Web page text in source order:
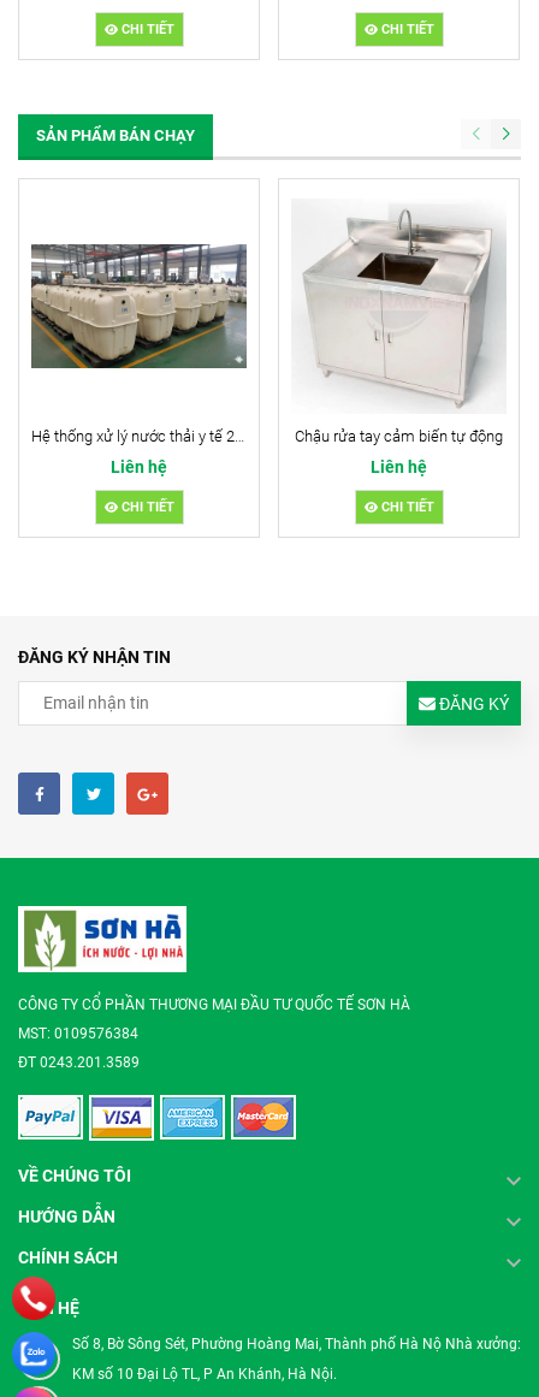
CHI TIẾT CHI TIẾT
SẢN PHẨM BÁN CHẠY
Liên hệ
CHI TIẾT
Chậu rửa tay cảm biến tự động
Liên hệ
CHI TIẾT
ĐĂNG KÝ NHẬN TIN
ĐĂNG KÝ
CÔNG TY CỔ PHẦN THƯƠNG MẠI ĐẦU TƯ QUỐC TẾ SƠN HÀ
MST: 0109576384
ĐT 0243.201.3589
VỀ CHÚNG TÔI
HƯỚNG DẪN
CHÍNH SÁCH
LIÊN HỆ
Số 8, Bờ Sông Sét, Phường Hoàng Mai, Thành phố Hà Nộ Nhà xưởng:
KM số 10 Đại Lộ TL, P An Khánh, Hà Nội.